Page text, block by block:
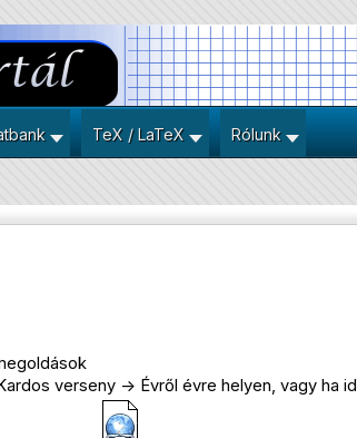
TeX / LaTeX Rólunk
verseny -> Évről évre helyen, vagy ha